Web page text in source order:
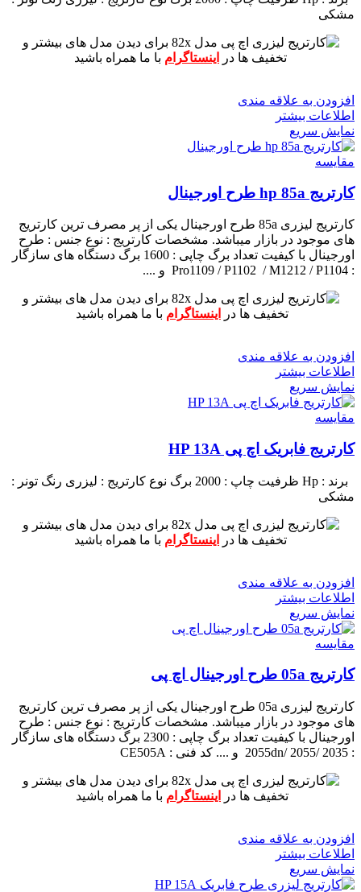
مشکی
برای دیدن مدل های بیشتر و
تخفیف ها در
اینستاگرام با ما همراه باشید
افزودن به علاقه مندی
اطلاعات بیشتر
نمایش سریع
مقايسه
کارتریج hp 85a طرح اورجینال
کارتریج لیزری 85a طرح اورجینال یکی از پر مصرف ترین کارتریج
های موجود در بازار میباشد. مشخصات کارتریج : نوع جنس : طرح
اورجینال با کیفیت تعداد برگ چاپی : 1600 برگ
دستگاه های سازگار
: Pro1109 / P1102 / M1212 / P1104 و ....
برای دیدن مدل های بیشتر و
تخفیف ها در
اینستاگرام با ما همراه باشید
افزودن به علاقه مندی
اطلاعات بیشتر
نمایش سریع
مقايسه
کارتریج فابریک اچ پی HP 13A
برند : Hp ظرفیت چاپ : 2000 برگ نوع کارتریج : لیزری رنگ تونر :
مشکی
برای دیدن مدل های بیشتر و
تخفیف ها در
اینستاگرام با ما همراه باشید
افزودن به علاقه مندی
اطلاعات بیشتر
نمایش سریع
مقايسه
کارتریج 05a طرح اورجینال اچ پی
کارتریج لیزری 05a طرح اورجینال یکی از پر مصرف ترین کارتریج
های موجود در بازار میباشد. مشخصات کارتریج : نوع جنس : طرح
اورجینال با کیفیت تعداد برگ چاپی : 2300 برگ
دستگاه های سازگار
: 2055dn/ 2055/ 2035 و ....
کد فنی : CE505A
برای دیدن مدل های بیشتر و
تخفیف ها در
اینستاگرام با ما همراه باشید
افزودن به علاقه مندی
اطلاعات بیشتر
نمایش سریع